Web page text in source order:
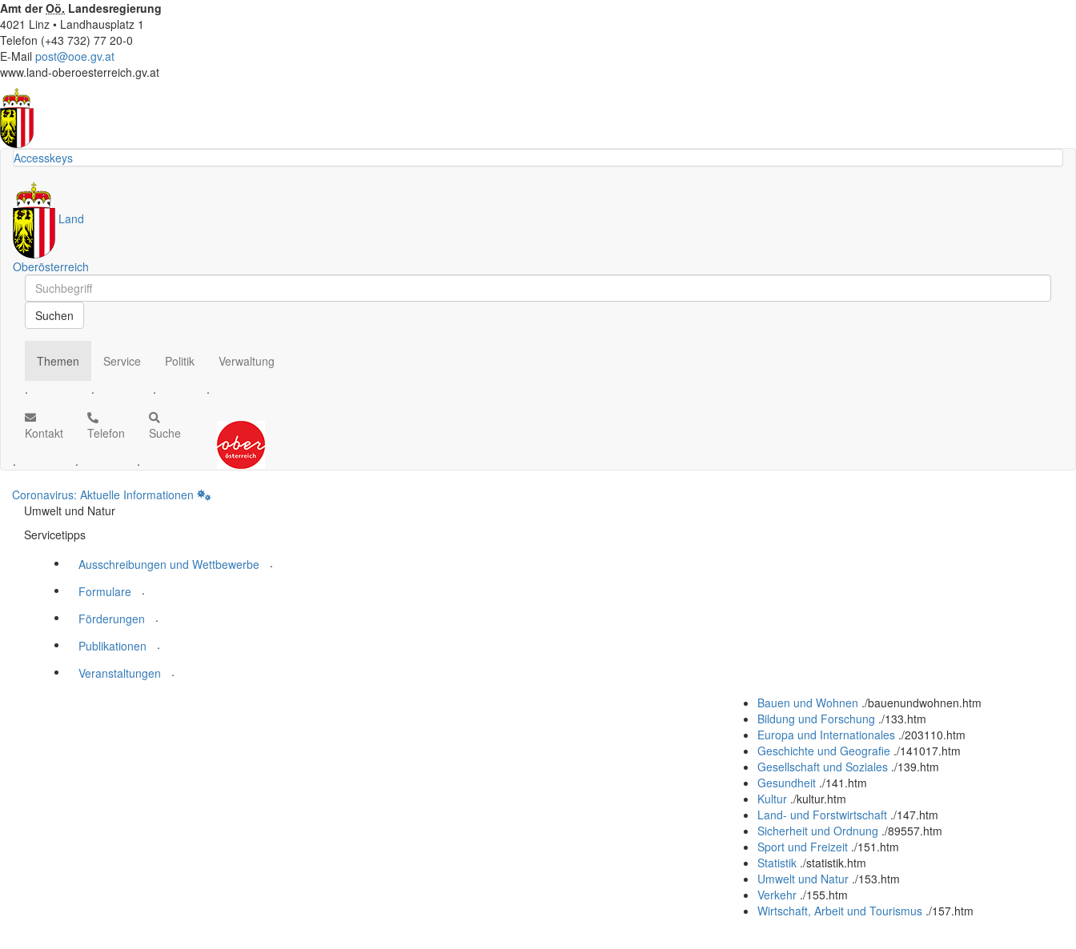
Amt derOö. Landesregierung
4021 Linz • Landhausplatz 1
Telefon (+43 732) 77 20-0
E-Mail post@ooe.gv.at
www.land-oberoesterreich.gv.at
Accesskeys
Land
Oberösterreich
Schnellsuche
Schnellsuche
Suchen
Themen
.
Service
.
Politik
.
Verwaltung
.
Kontakt
.
Telefon
.
Suche
.
Coronavirus: Aktuelle Informationen
Umwelt und Natur
Servicetipps
Ausschreibungen und Wettbewerbe
.
Formulare
.
Förderungen
.
Publikationen
.
Veranstaltungen
.
Bauen und Wohnen ./bauenundwohnen.htm
Bildung und Forschung ./133.htm
Europa und Internationales ./203110.htm
Geschichte und Geografie ./141017.htm
Gesellschaft und Soziales ./139.htm
Gesundheit ./141.htm
Kultur ./kultur.htm
Land- und Forstwirtschaft ./147.htm
Sicherheit und Ordnung ./89557.htm
Sport und Freizeit ./151.htm
Statistik ./statistik.htm
Umwelt und Natur ./153.htm
Verkehr ./155.htm
Wirtschaft, Arbeit und Tourismus ./157.htm